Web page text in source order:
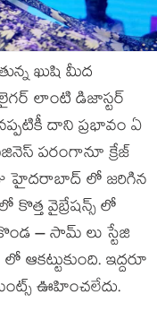
ఖుషి మీద
లాంటి డిజాస్టర్
దాని ప్రభావం ఏ
పరంగానూ క్రేజ్
హైదరాబాద్ లో జరిగిన
కొత్త వైబ్రేషన్స్ లో
– సామ్ లు స్టేజి
ఆకట్టుకుంది. ఇద్దరూ
ఊహించలేదు.